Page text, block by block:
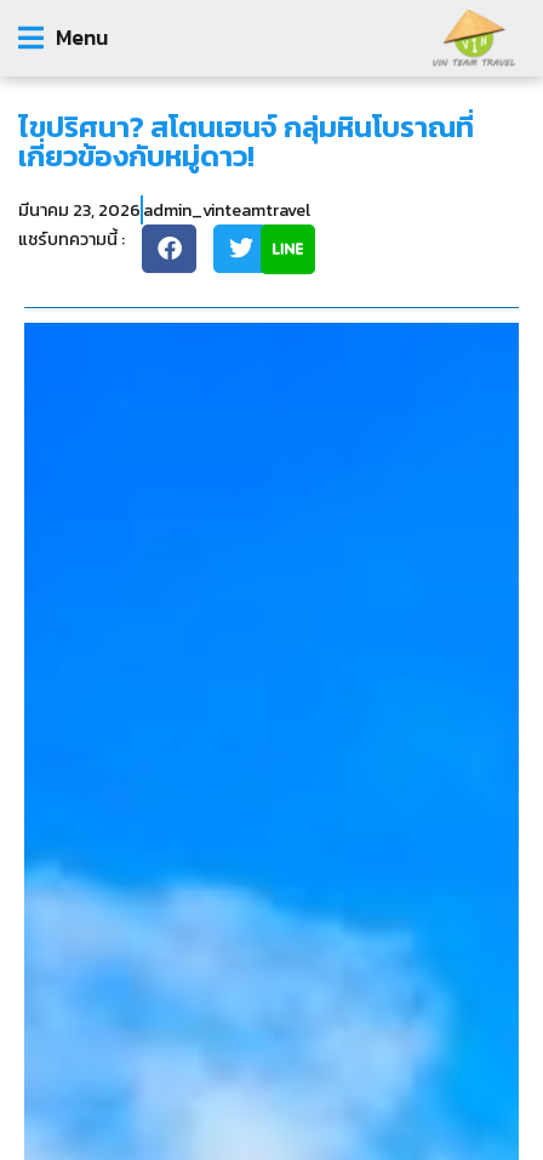
Menu
ไขปริศนา? สโตนเฮนจ์ กลุ่มหินโบราณที่
เกี่ยวข้องกับหมู่ดาว!
มีนาคม 23, 2026admin_vinteamtravel
แชร์บทความนี้ :